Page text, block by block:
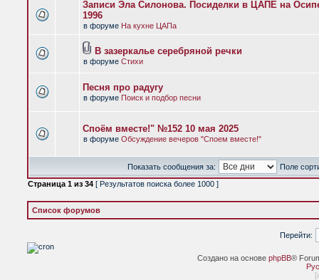
Записи Эла Силонова. Посиделки в ЦАПЕ на
1996
в форуме На кухне ЦАПа
В зазеркалье серебряной речки
в форуме Стихи
Песня про радугу
в форуме Поиск и подбор песни
Споём вместе!" №152 10 мая 2025
в форуме Обсуждение вечеров "Споем вместе!"
Показать сообщения за:
Поле
Страница 1 из 34 [ Результатов поиска более 1000 ]
Список форумов
Перейти:
Создано на основе phpBB®
[